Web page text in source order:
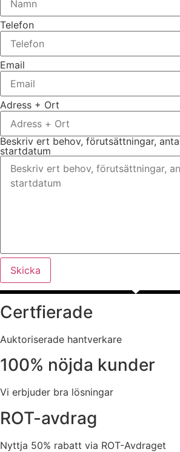
Telefon
Email
Adress + Ort
Beskriv ert behov, förutsättningar,
startdatum
Skicka
Certfierade
Auktoriserade hantverkare
100% nöjda kunder
Vi erbjuder bra lösningar
ROT-avdrag
Nyttja 50% rabatt via ROT-Avdraget